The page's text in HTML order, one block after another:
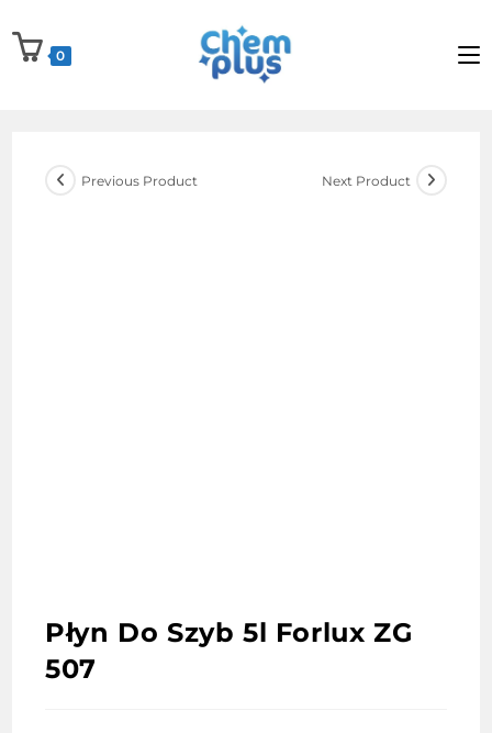
to
content
0
Previous Product Next Product
Płyn Do Szyb 5l Forlux ZG
507